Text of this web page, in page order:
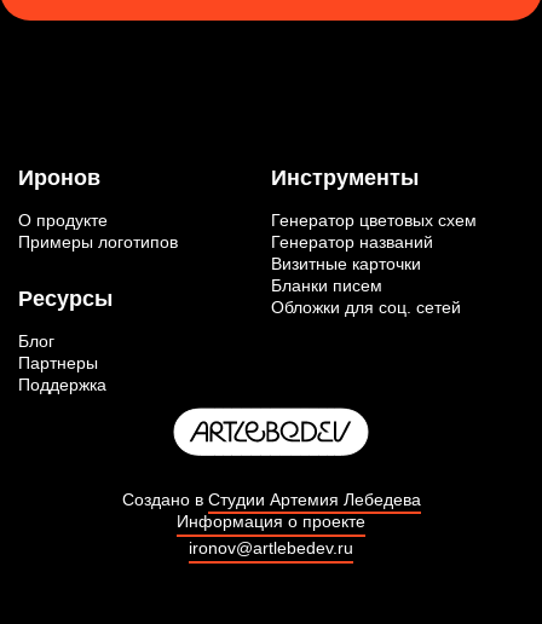
Иронов
О продукте
Примеры логотипов
Ресурсы
Блог
Партнеры
Поддержка
Инструменты
Генератор цветовых схем
Генератор названий
Визитные карточки
Бланки писем
Обложки для соц. сетей
Создано в Студии Артемия Лебедева
Информация о проекте
ironov@artlebedev.ru